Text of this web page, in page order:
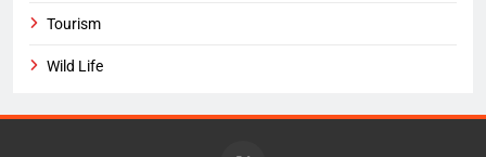
Tourism
Wild Life